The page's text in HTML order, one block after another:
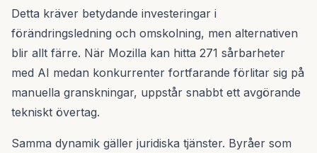
Detta kräver betydande investeringar i
förändringsledning och omskolning, men alternativen
blir allt färre. När Mozilla kan hitta 271 sårbarheter
med AI medan konkurrenter fortfarande förlitar sig på
manuella granskningar, uppstår snabbt ett avgörande
tekniskt övertag.
Samma dynamik gäller juridiska tjänster. Byråer som